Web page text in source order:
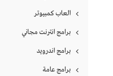
العاب كمبيوتر
برامج انترنت مجاني
برامج اندرويد
برامج عامة